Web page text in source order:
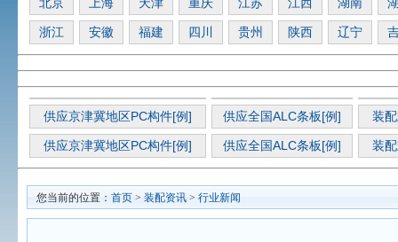
浙江 安徽 福建 四川 贵州 陕西 辽宁
供应京津冀地区PC构件[例] 供应全国ALC条板[例] 装
供应京津冀地区PC构件[例] 供应全国ALC条板[例] 装
您当前的位置： 首页 > 装配资讯 > 行业新闻